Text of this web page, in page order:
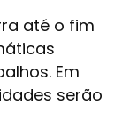
até o fim
Em
serão